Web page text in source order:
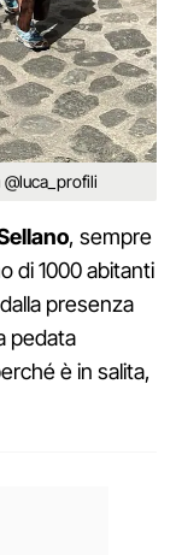
, sempre
di 1000 abitanti
presenza
pedata
è in salita,